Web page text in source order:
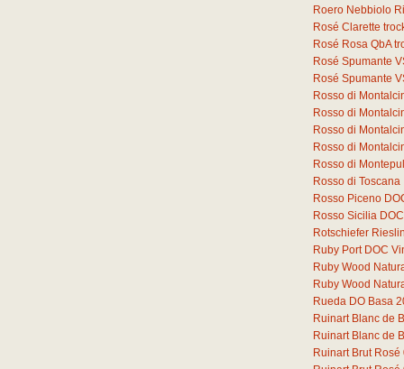
Roero Nebbiolo
Rosé Clarette
Rosé Rosa QbA
Rosé Spumante
Rosé Spumante
Rosso di
Rosso di
Rosso di
Rosso di
Rosso di
Rosso di Toscana
Rosso Piceno
Rosso Sicilia
Rotschiefer
Ruby Port DOC
Ruby Wood
Ruby Wood
Rueda DO Basa
Ruinart Blanc de
Ruinart Blanc de
Ruinart Brut Rosé